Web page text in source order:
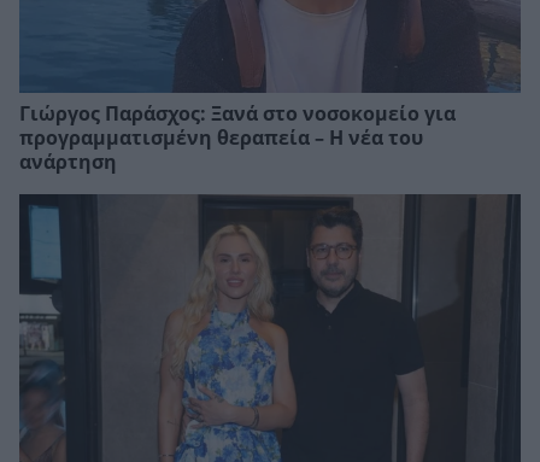
Γιώργος Παράσχος: Ξανά στο νοσοκομείο για
προγραμματισμένη θεραπεία – Η νέα του
ανάρτηση